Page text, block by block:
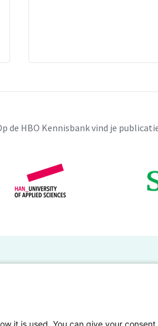
de HBO Kennisbank vind je
onderzoek publiceren
it is used. You can give your